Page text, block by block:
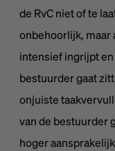
de RvC niet of te
onbehoorlijk, maar
intensief ingrijpt en
bestuurder gaat
onjuiste
van de bestuurder
hoger